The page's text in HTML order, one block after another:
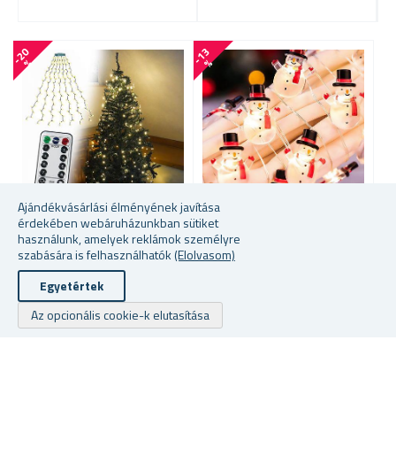
Ajándékvásárlási élményének javítása
érdekében webáruházunkban sütiket
használunk, amelyek reklámok személyre
szabására is felhasználhatók (Elolvasom)
Egyetértek
Az opcionális cookie-k elutasítása
-
2
0
%
KARÁCSONYI LED
VILÁGÍTÁS
TÁVIRÁNYÍTÓVAL –
KÁBELGUBANC NÉLKÜL,
EGYENLETESEN
ELOSZTOTT FÉNYEKKEL
-
1
3
%
További szín közül lehet